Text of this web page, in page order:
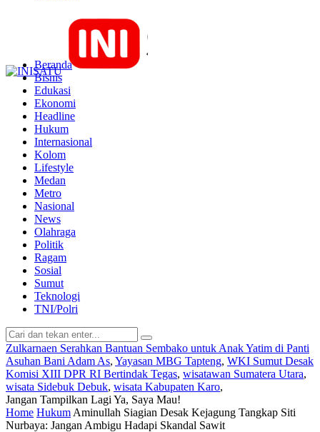
Beranda
Bisnis
Edukasi
Ekonomi
Headline
Hukum
Internasional
Kolom
Lifestyle
Medan
Metro
Nasional
News
Olahraga
Politik
Ragam
Sosial
Sumut
Teknologi
TNI/Polri
Zulkarnaen Serahkan Bantuan Sembako untuk Anak Yatim di Panti
Asuhan Bani Adam As, Yayasan MBG Tapteng, WKI Sumut Desak
Komisi XIII DPR RI Bertindak Tegas, wisatawan Sumatera Utara,
wisata Sidebuk Debuk, wisata Kabupaten Karo,
Jangan Tampilkan Lagi Ya, Saya Mau!
Home Hukum Aminullah Siagian Desak Kejagung Tangkap Siti
Nurbaya: Jangan Ambigu Hadapi Skandal Sawit